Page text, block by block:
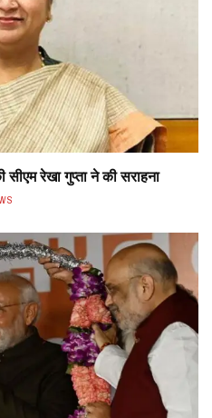
रेखा गुप्ता ने की सराहना